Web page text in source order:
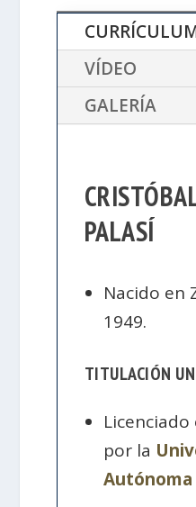
VÍDEO
GALERÍA
PALASÍ
Nacido en
1949.
TITULACIÓN
Licenciado
por la
Autónoma